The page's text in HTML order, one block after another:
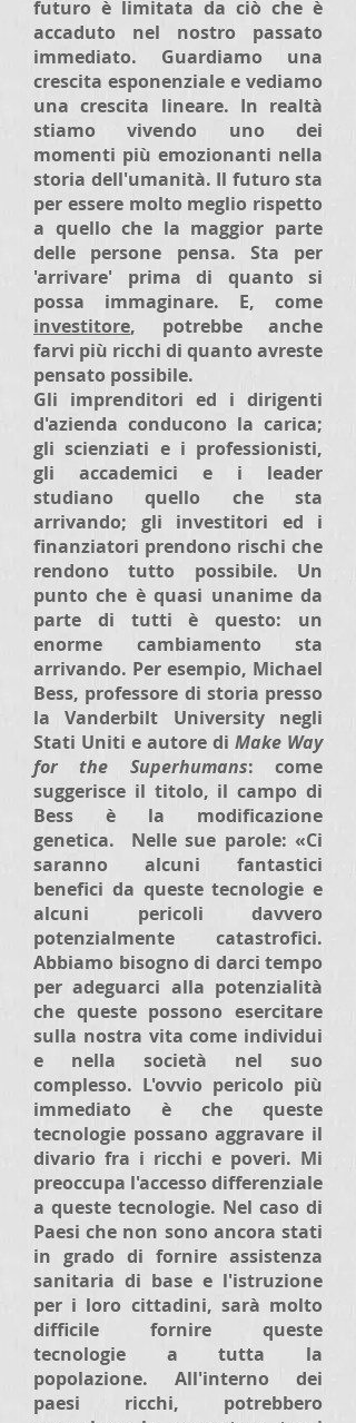
futuro è limitata da ciò che è
accaduto nel nostro passato
immediato. Guardiamo una
crescita esponenziale e vediamo
una crescita lineare. In realtà
stiamo vivendo uno dei
momenti più emozionanti nella
storia dell'umanità. Il futuro sta
per essere molto meglio rispetto
a quello che la maggior parte
delle persone pensa. Sta per
'arrivare' prima di quanto si
possa immaginare. E, come
investitore, potrebbe anche
farvi più ricchi di quanto avreste
pensato possibile.
Gli imprenditori ed i dirigenti
d'azienda conducono la carica;
gli scienziati e i professionisti,
gli accademici e i leader
studiano quello che sta
arrivando; gli investitori ed i
finanziatori prendono rischi che
rendono tutto possibile. Un
punto che è quasi unanime da
parte di tutti è questo: un
enorme cambiamento sta
arrivando. Per esempio, Michael
Bess, professore di storia presso
la Vanderbilt University negli
Stati Uniti e autore di Make Way
for the Superhumans: come
suggerisce il titolo, il campo di
Bess è la modificazione
genetica. Nelle sue parole: «Ci
saranno alcuni fantastici
benefici da queste tecnologie e
alcuni pericoli davvero
potenzialmente catastrofici.
Abbiamo bisogno di darci tempo
per adeguarci alla potenzialità
che queste possono esercitare
sulla nostra vita come individui
e nella società nel suo
complesso. L'ovvio pericolo più
immediato è che queste
tecnologie possano aggravare il
divario fra i ricchi e poveri. Mi
preoccupa l'accesso differenziale
a queste tecnologie. Nel caso di
Paesi che non sono ancora stati
in grado di fornire assistenza
sanitaria di base e l'istruzione
per i loro cittadini, sarà molto
difficile fornire queste
tecnologie a tutta la
popolazione. All'interno dei
paesi ricchi, potrebbero